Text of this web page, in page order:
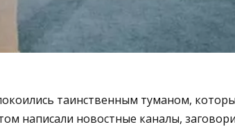
таинственным туманом,
написали новостные каналы,